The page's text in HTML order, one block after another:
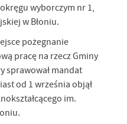
wyborczym nr 1,
w Błoniu.
pożegnanie
pracę na rzecz Gminy
sprawował mandat
od 1 września objął
im.
miejsca oraz częstotliwości,
Dane pozwalają nam na
informacje są
Wyrażenie zgody na
wszystkich
Ci najciekawsze
naszych partnerów.
Ci naszych
upodobań oraz Twoich
witryny internetowej. Treści
podmiotów trzecich lub